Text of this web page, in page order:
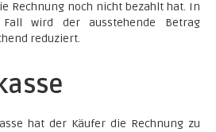
Rechnung noch nicht bezahlt hat. In
wird der ausstehende Betrag
reduziert.
hat der Käufer die Rechnung zu